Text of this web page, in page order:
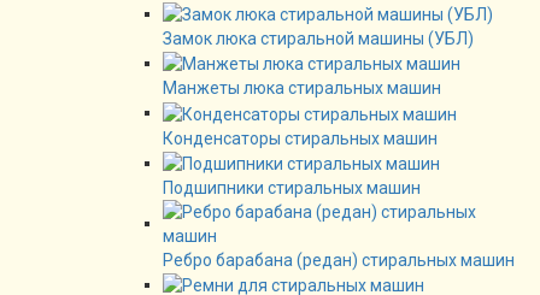
Замок люка стиральной машины (УБЛ)
Манжеты люка стиральных машин
Конденсаторы стиральных машин
Подшипники стиральных машин
Ребро барабана (редан) стиральных машин